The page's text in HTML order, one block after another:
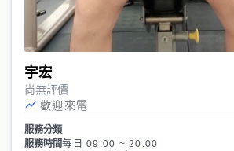
宇宏
尚無評價
歡迎來電
服務分類
服務時間每日 09:00 ~ 20:00